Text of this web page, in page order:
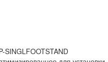
SINGLFOOTSTAND